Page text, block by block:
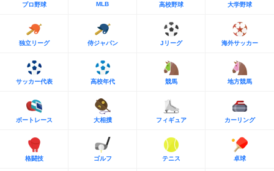
プロ野球 MLB 高校野球 大学野球
独立リーグ 侍ジャパン Jリーグ 海外サッカー
サッカー代表 高校年代 競馬 地方競馬
ボートレース 大相撲 フィギュア カーリング
格闘技 ゴルフ テニス 卓球